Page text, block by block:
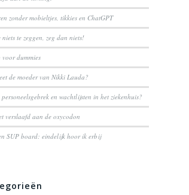
zonder mobieltjes, tikkies en ChatGPT
niets te zeggen, zeg dan niets!
voor dummies
de moeder van Nikki Lauda?
personeelsgebrek en wachtlijsten in het ziekenhuis?
verslaafd aan de oxycodon
SUP board: eindelijk hoor ik erbij